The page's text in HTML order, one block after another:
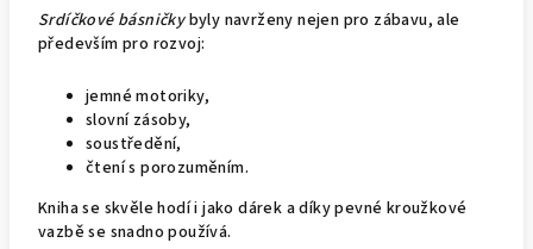
Srdíčkové básničkybyly navrženy nejen pro zábavu, ale
především pro rozvoj:
jemné motoriky,
slovní zásoby,
soustředění,
čtení s porozuměním.
Kniha se skvěle hodí i jako dárek a díky pevné kroužkové
vazbě se snadno používá.